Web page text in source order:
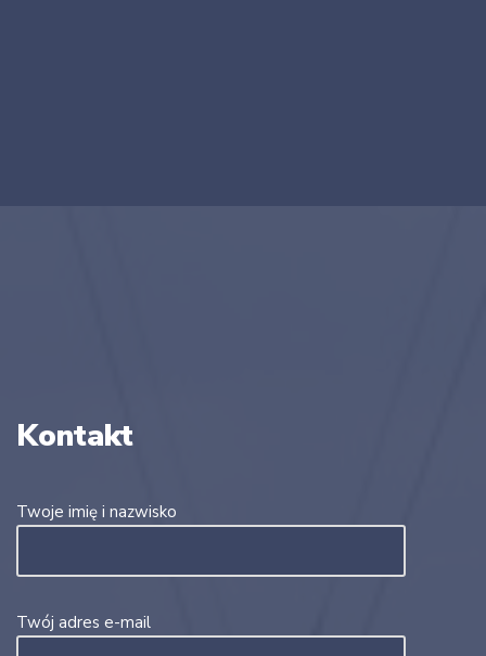
Kontakt
Twoje imię i nazwisko
Twój adres e-mail